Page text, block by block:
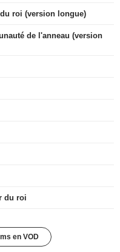
roi (version longue)
de l'anneau (version
du roi
en VOD